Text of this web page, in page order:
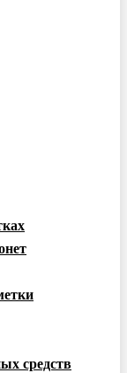
средств